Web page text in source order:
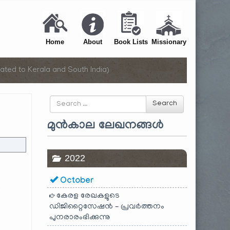
Home About Book Lists Missionary
to Kerala and South India)
Search
for
Search
മുൻകാല ലേഖനങ്ങൾ
2022
October
കേരള രേഖകളുടെ
ഡിജിറ്റൈസേഷൻ – പ്രവർത്തനം
പുനരാരംഭിക്കുന്നു